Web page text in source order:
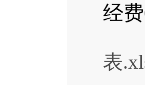
经
表